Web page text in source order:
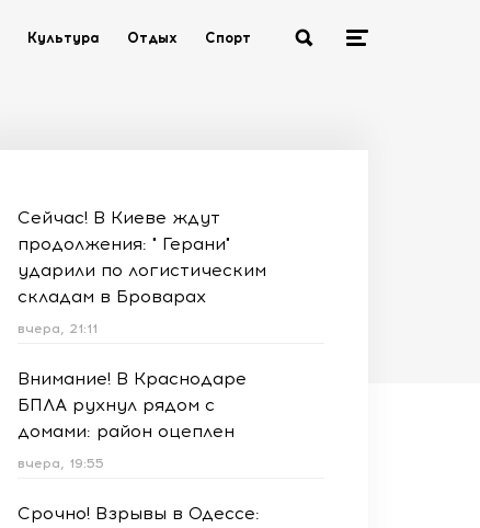
Культура Отдых Спорт
Сейчас! В Киеве ждут
продолжения: " Герани"
ударили по логистическим
складам в Броварах
вчера, 21:11
Внимание! В Краснодаре
БПЛА рухнул рядом с
домами: район оцеплен
вчера, 19:55
Срочно! Взрывы в Одессе: